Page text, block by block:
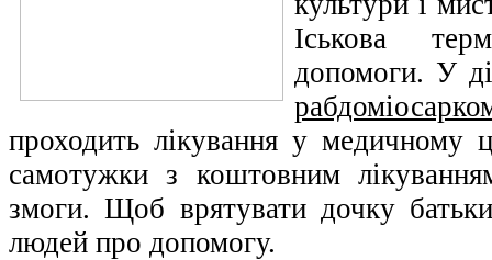
Іськова
допомоги. У
проходить лікування у медичному
самотужки з коштовним
змоги. Щоб врятувати дочку
людей про допомогу.